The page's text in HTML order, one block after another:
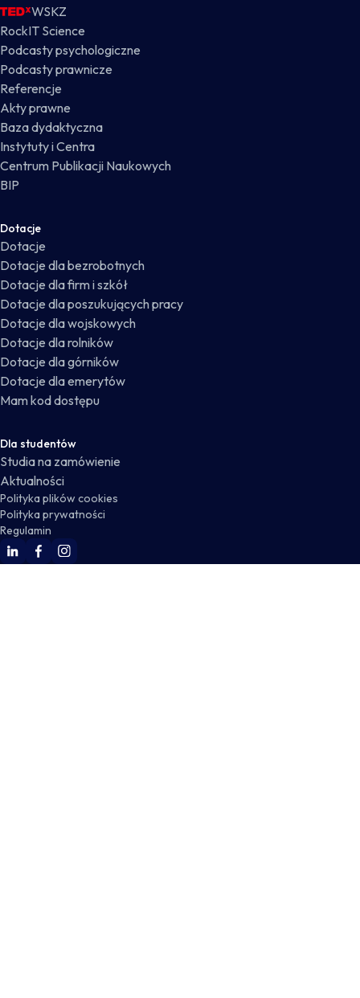
WSKZ
RockIT Science
Podcasty psychologiczne
Podcasty prawnicze
Referencje
Akty prawne
Baza dydaktyczna
Instytuty i Centra
Centrum Publikacji Naukowych
BIP
Dotacje
Dotacje
Dotacje dla bezrobotnych
Dotacje dla firm i szkół
Dotacje dla poszukujących pracy
Dotacje dla wojskowych
Dotacje dla rolników
Dotacje dla górników
Dotacje dla emerytów
Mam kod dostępu
Dla studentów
Studia na zamówienie
Aktualności
Polityka plików cookies
Polityka prywatności
Regulamin
WSKZ Linkedin
WSKZ Facebook
WSKZ Instagram